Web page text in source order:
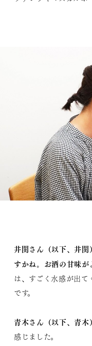
井関さん（以下、井関
すかね。お酒の甘味が
は、すごく水感が出て
です。
青木さん（以下、青木
感じました。